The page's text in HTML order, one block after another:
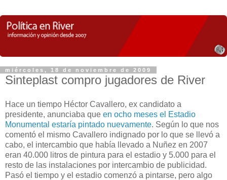
miércoles, 18 de noviembre de 2009
Sinteplast compro jugadores de River
Hace un tiempo Héctor Cavallero, ex candidato a
presidente, anunciaba que en ocho meses el Estadio
Monumental estaría pintado nuevamente. Según lo que nos
comentó el mismo Cavallero indignado por lo que se llevó a
cabo, el intercambio que había llevado a Nuñez en 2007
eran 40.000 litros de pintura para el estadio y 5.000 para el
resto de las instalaciones por intercambio de publicidad.
Pasó el tiempo y el estadio comenzó a pintarse, pero algo